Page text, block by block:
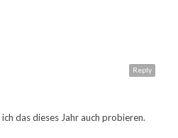
Reply
das dieses Jahr auch probieren.